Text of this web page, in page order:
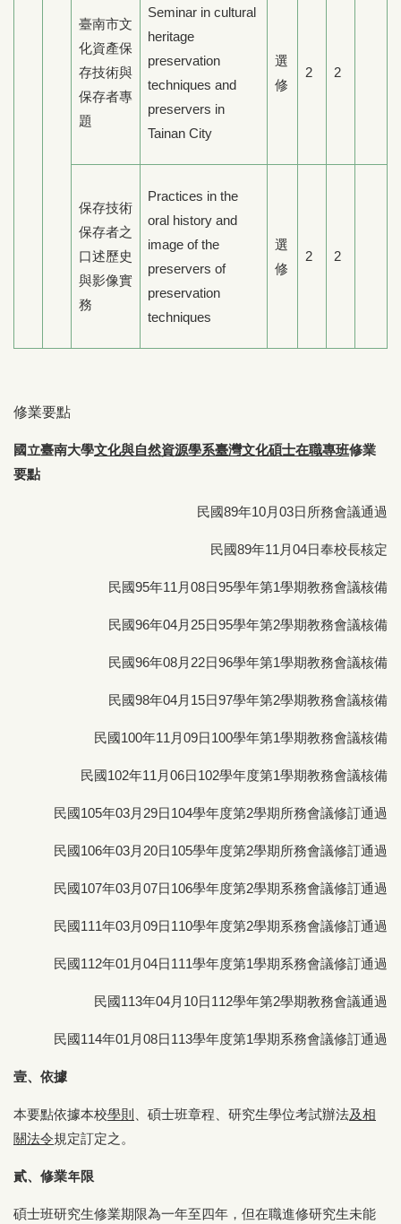
臺南市文
化資產保
存技術與
保存者專
題
Seminar in cultural
heritage
preservation
techniques and
preservers in
Tainan City
選
修
2 2
保存技術
保存者之
口述歷史
與影像實
務
Practices in the
oral history and
image of the
preservers of
preservation
techniques
選
修
2 2
修業要點
國立臺南大學文化與自然資源學系臺灣文化碩士在職專班修業
要點
民國89年10月03日所務會議通過
民國89年11月04日奉校長核定
民國95年11月08日95學年第1學期教務會議核備
民國96年04月25日95學年第2學期教務會議核備
民國96年08月22日96學年第1學期教務會議核備
民國98年04月15日97學年第2學期教務會議核備
民國100年11月09日100學年第1學期教務會議核備
民國102年11月06日102學年度第1學期教務會議核備
民國105年03月29日104學年度第2學期所務會議修訂通過
民國106年03月20日105學年度第2學期所務會議修訂通過
民國107年03月07日106學年度第2學期系務會議修訂通過
民國111年03月09日110學年度第2學期系務會議修訂通過
民國112年01月04日111學年度第1學期系務會議修訂通過
民國113年04月10日112學年第2學期教務會議通過
民國114年01月08日113學年度第1學期系務會議修訂通過
壹、依據
本要點依據本校學則 、碩士班章程、研究生學位考試辦法及相
關法令規定訂定之。
貳、修業年限
碩士班研究生修業期限為一年至四年，但在職進修研究生未能